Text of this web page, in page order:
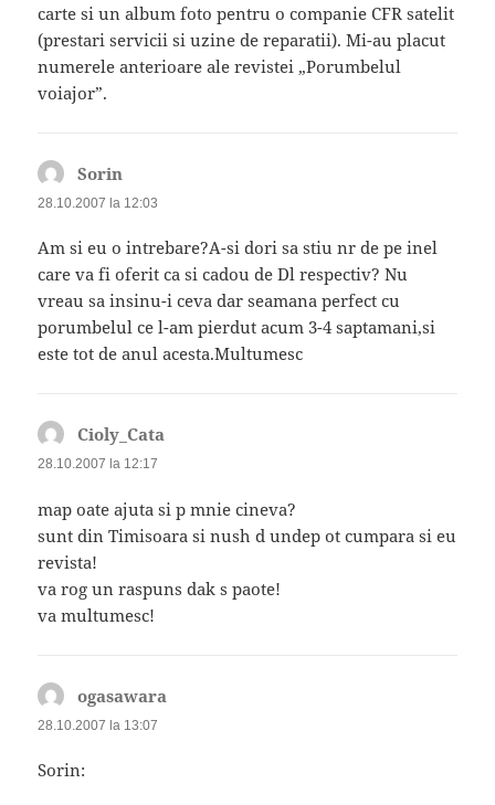
carte si un album foto pentru o companie CFR satelit
(prestari servicii si uzine de reparatii). Mi-au placut
numerele anterioare ale revistei „Porumbelul
voiajor”.
Sorin
28.10.2007 la 12:03
Am si eu o intrebare?A-si dori sa stiu nr de pe inel
care va fi oferit ca si cadou de Dl respectiv? Nu
vreau sa insinu-i ceva dar seamana perfect cu
porumbelul ce l-am pierdut acum 3-4 saptamani,si
este tot de anul acesta.Multumesc
Cioly_Cata
28.10.2007 la 12:17
map oate ajuta si p mnie cineva?
sunt din Timisoara si nush d undep ot cumpara si eu
revista!
va rog un raspuns dak s paote!
va multumesc!
ogasawara
28.10.2007 la 13:07
Sorin: